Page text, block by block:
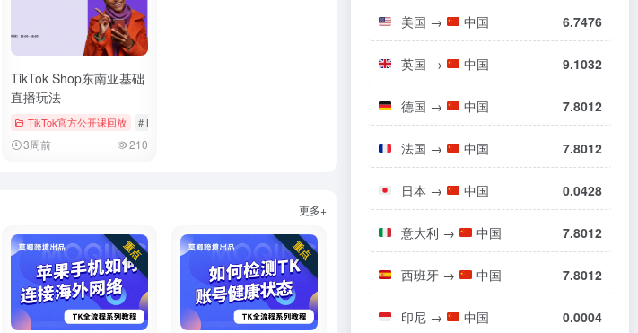
# 官方公开课回放 # 手机与数码
TikTok Shop东南亚基础
直播玩法
TikTok官方公开课回放 # Bookings & Vouchers
3周前 210
更多+
10 短剧出海：单季分账1.7亿，TikTok正
在改写游戏规则？
美国 → 中国 6.7476
英国 → 中国 9.1032
德国 → 中国 7.8012
法国 → 中国 7.8012
日本 → 中国 0.0428
意大利 → 中国 7.8012
西班牙 → 中国 7.8012
印尼 → 中国 0.0004